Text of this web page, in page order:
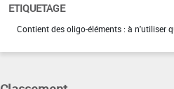
ETIQUETAGE
Contient des oligo-éléments : à n'utiliser